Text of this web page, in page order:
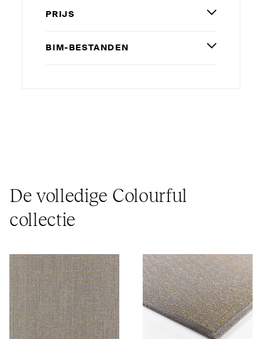
PRIJS
BIM-BESTANDEN
De volledige Colourful
collectie